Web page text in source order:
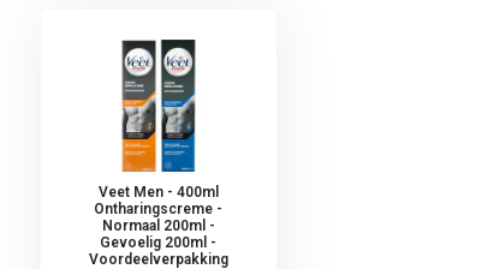
Veet Men - 400ml
Ontharingscreme -
Normaal 200ml -
Gevoelig 200ml -
Voordeelverpakking